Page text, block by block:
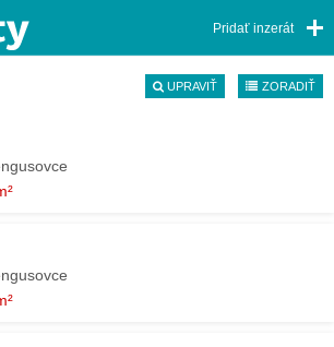
Pridať inzerát
UPRAVIŤ ZORADIŤ